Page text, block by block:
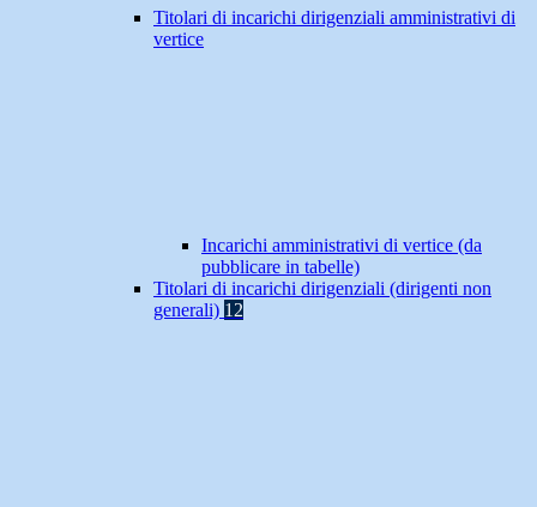
Titolari di incarichi dirigenziali amministrativi di
vertice
Incarichi amministrativi di vertice (da
pubblicare in tabelle)
Titolari di incarichi dirigenziali (dirigenti non
generali) 12